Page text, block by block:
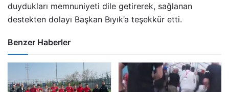
duydukları memnuniyeti dile getirerek, sağlanan
destekten dolayı Başkan Bıyık’a teşekkür etti.
Benzer Haberler